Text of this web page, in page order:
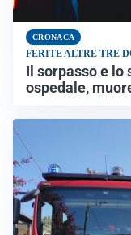
CRONACA
FERITE ALTRE TRE
Il sorpasso e lo
ospedale,